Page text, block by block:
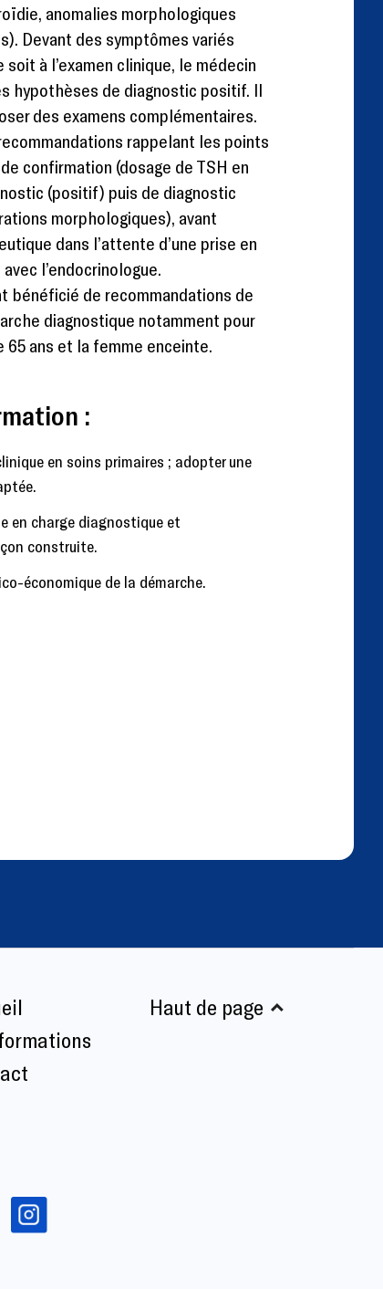
anomalies morphologiques
Devant des symptômes variés
à l’examen clinique, le médecin
hypothèses de diagnostic positif. Il
des examens complémentaires.
rappelant les points
confirmation (dosage de TSH en
(positif) puis de diagnostic
morphologiques), avant
dans l’attente d’une prise en
l’endocrinologue.
bénéficié de recommandations de
diagnostique notamment pour
65 ans et la femme enceinte.
:
en soins primaires ; adopter une
en charge diagnostique et
construite.
économique de la démarche.
Haut de page